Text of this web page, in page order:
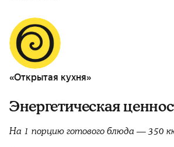
«Открытая кухня»
Энергетическая
На 1 порцию готового блюда — 350